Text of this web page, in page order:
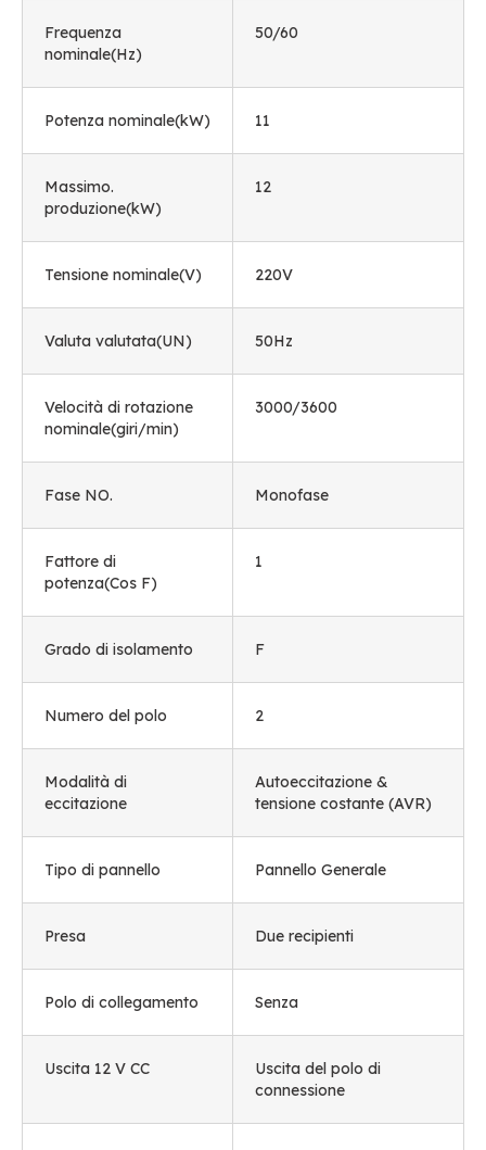
Frequenza
nominale(Hz)
50/60
Potenza nominale(kW) 11
Massimo.
produzione(kW)
12
Tensione nominale(V) 220V
Valuta valutata(UN) 50Hz
Velocità di rotazione
nominale(giri/min)
3000/3600
Fase NO. Monofase
Fattore di
potenza(Cos F)
1
Grado di isolamento F
Numero del polo 2
Modalità di
eccitazione
Autoeccitazione &
tensione costante (AVR)
Tipo di pannello Pannello Generale
Presa Due recipienti
Polo di collegamento Senza
Uscita 12 V CC
Uscita del polo di
connessione